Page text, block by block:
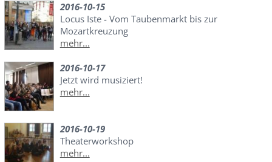
2016-10-15
Locus Iste - Vom Taubenmarkt bis zur
Mozartkreuzung
mehr...
2016-10-17
Jetzt wird musiziert!
mehr...
2016-10-19
Theaterworkshop
mehr...